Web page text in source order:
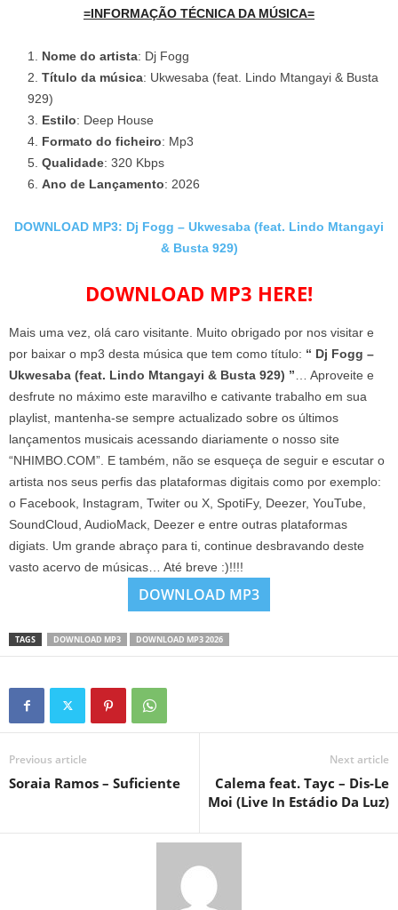
=INFORMAÇÃO TÉCNICA DA MÚSICA=
Nome do artista: Dj Fogg
Título da música: Ukwesaba (feat. Lindo Mtangayi & Busta
929)
Estilo: Deep House
Formato do ficheiro: Mp3
Qualidade: 320 Kbps
Ano de Lançamento: 2026
DOWNLOAD MP3: Dj Fogg – Ukwesaba (feat. Lindo Mtangayi
& Busta 929)
DOWNLOAD MP3 HERE!
Mais uma vez, olá caro visitante. Muito obrigado por nos visitar e
por baixar o mp3 desta música que tem como título: “ Dj Fogg –
Ukwesaba (feat. Lindo Mtangayi & Busta 929) ” … Aproveite e
desfrute no máximo este maravilho e cativante trabalho em sua
playlist, mantenha-se sempre actualizado sobre os últimos
lançamentos musicais acessando diariamente o nosso site
“NHIMBO.COM”. E também, não se esqueça de seguir e escutar o
artista nos seus perfis das plataformas digitais como por exemplo:
o Facebook, Instagram, Twiter ou X, SpotiFy, Deezer, YouTube,
SoundCloud, AudioMack, Deezer e entre outras plataformas
digiats. Um grande abraço para ti, continue desbravando deste
vasto acervo de músicas… Até breve :)!!!!
DOWNLOAD MP3
TAGS DOWNLOAD MP3 DOWNLOAD MP3 2026
Previous article
Soraia Ramos – Suficiente
Next article
Calema feat. Tayc – Dis-Le
Moi (Live In Estádio Da Luz)